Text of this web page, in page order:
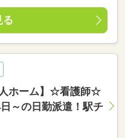
る
人ホーム】☆看護師☆
～の日勤派遣！駅チ